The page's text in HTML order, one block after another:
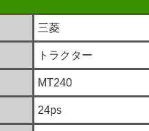
三菱
トラクター
MT240
24ps